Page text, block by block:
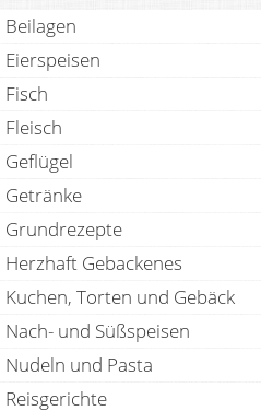
Beilagen
Eierspeisen
Fisch
Fleisch
Geflügel
Getränke
Grundrezepte
Herzhaft Gebackenes
Kuchen, Torten und Gebäck
Nach- und Süßspeisen
Nudeln und Pasta
Reisgerichte